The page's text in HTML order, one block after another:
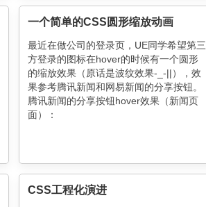
一个简单的CSS圆形缩放动画
最近在做公司的登录页，UE同学希望第三
方登录的图标在hover的时候有一个圆形
的缩放效果（原话是波纹效果-_-||），效
果参考腾讯新闻和网易新闻的分享按钮。
腾讯新闻的分享按钮hover效果（新闻页
面）：
CSS工程化演进